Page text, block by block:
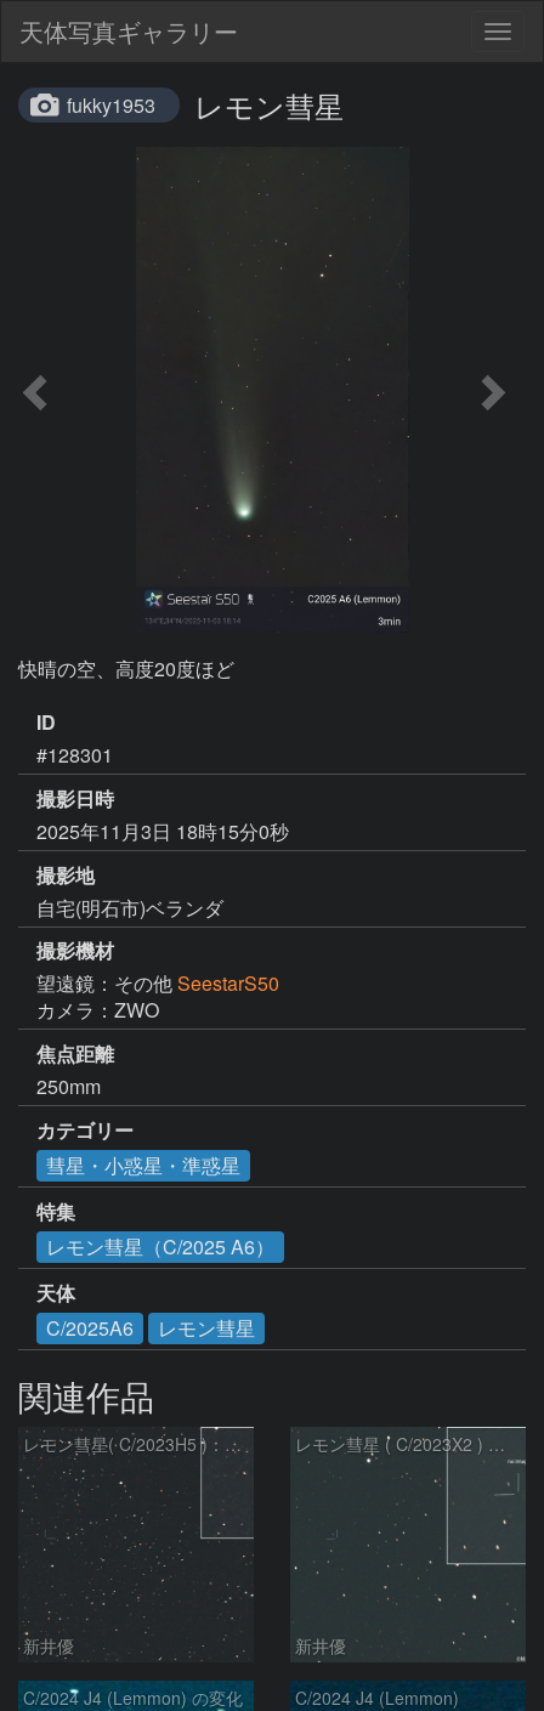
天体写真ギャラリー
fukky1953 レモン彗星
快晴の空、高度20度ほど
ID
#128301
撮影日時
2025年11月3日 18時15分0秒
撮影地
自宅(明石市)ベランダ
撮影機材
望遠鏡：その他SeestarS50
カメラ：ZWO
焦点距離
250mm
カテゴリー
彗星・小惑星・準惑星
特集
レモン彗星（C/2025 A6）
天体
C/2025A6
レモン彗星
関連作品
レモン彗星( C/2023H5 )：2026/05/20
新井優
レモン彗星 ( C/2023X2 ) の予報位置：2026/05/29
新井優
C/2024 J4 (Lemmon) の変化 C/2024 J4 (Lemmon)